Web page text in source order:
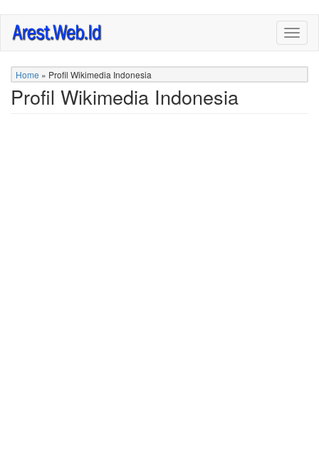
Skip
main
content
Home » Profil Wikimedia Indonesia
Profil Wikimedia Indonesia